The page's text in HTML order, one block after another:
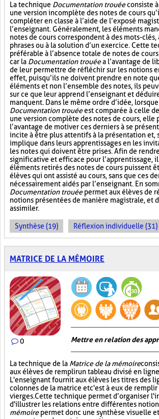
La technique Documentation trouéeconsiste
une version incomplète des notes de cours
compléter en classe à l’aide de l’exposé
l’enseignant. Généralement, les éléments
notes de cours correspondent à des mots-clés,
phrases ou à la solution d’un exercice. Cette
préférable à l’absence totale de notes de
car la Documentation trouéea l’avantage de
de leur permettre de réfléchir sur les notions
effet, puisqu’ils ne doivent prendre en note
éléments et non l’ensemble des notes, ils
sur ce que leur apprend l’enseignant et
manquent. Dans le même ordre d’idée,
Documentation trouéeest comparée à celle
une version complète des notes de cours, elle
l’avantage de motiver ces derniers à se
incite à être plus attentifs à la présentation et,
implique dans leurs apprentissages en les
les notes qui doivent être prises. Afin de
significative et efficace pour l’apprentissage,
éléments retirés des notes de cours puissent
élèves qui ont assisté au cours, sans que ces
nécessairement aidés par l’enseignant. En
Documentation trouéepermet aux élèves de
notions présentées de manière magistrale, et
assimiler.
Synthèse (19) Réflexion individuelle (31)
MATRICE DE LA MÉMOIRE
0 Mettre en relation des
La technique de la Matrice de la mémoire
aux élèves de remplir un tableau divisé en
L'enseignant fournit aux élèves les titres des
colonnes de la matrice et c'est à eux de remplir
vierges. Cette technique permet d’organiser
d'illustrer les relations entre différentes
mémoirepermet donc une synthèse visuelle